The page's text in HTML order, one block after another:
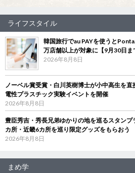
ライフスタイル
韓国旅行でau PAYを使うと
万店舗以上が対象に【9月30日ま
2026年8月8日
ノーベル賞受賞・白川英樹博士が小中高生を
電性プラスチック実験イベントを開催
2026年8月8日
豊臣秀吉・秀長兄弟ゆかりの地を巡るスタン
カ所・近畿6カ所を巡り限定グッズをもらおう
2026年8月8日
まめ学